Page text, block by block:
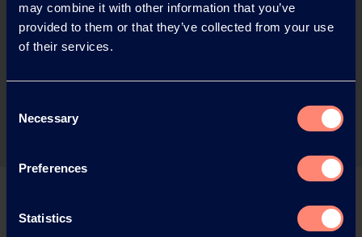
may combine it with other information that you’ve
provided to them or that they’ve collected from your use
of their services.
Selection
Necessary
Preferences
Statistics